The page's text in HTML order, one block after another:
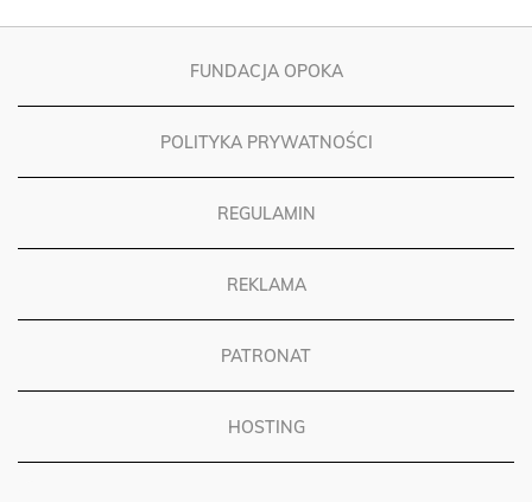
FUNDACJA OPOKA
POLITYKA PRYWATNOŚCI
REGULAMIN
REKLAMA
PATRONAT
HOSTING